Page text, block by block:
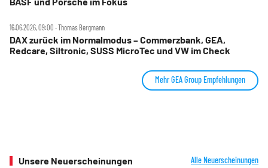
16.06.2026, 09:00 ‧ Thomas Bergmann
DAX zurück im Normalmodus – Commerzbank, GEA,
Redcare, Siltronic, SUSS MicroTec und VW im Check
Mehr GEA Group Empfehlungen
Unsere Neuerscheinungen Alle Neuerscheinungen